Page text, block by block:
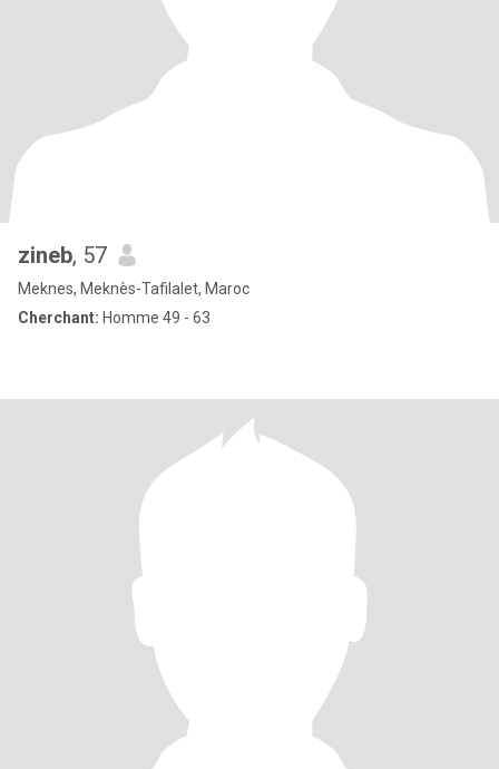
zineb, 57
Meknes, Meknès-Tafilalet, Maroc
Cherchant: Homme 49 - 63